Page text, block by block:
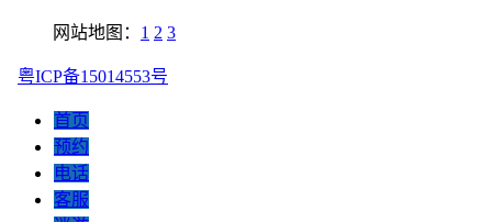
网站地图： 1 2 3
粤ICP备15014553号
首页
预约
电话
客服